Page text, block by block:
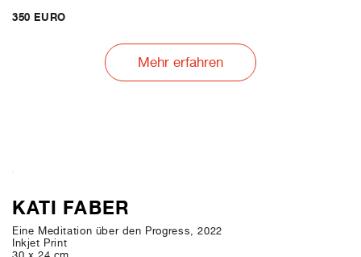
350 EURO
Mehr erfahren
KATI FABER
Eine Meditation über den Progress, 2022
Inkjet Print